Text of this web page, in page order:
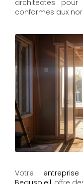
architectes
conformes aux
Votre